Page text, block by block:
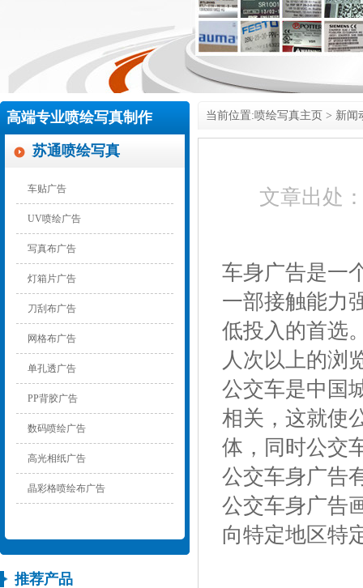
高端专业喷绘写真制作
苏通喷绘写真
车贴广告
UV喷绘广告
写真布广告
灯箱片广告
刀刮布广告
网格布广告
单孔透广告
PP背胶广告
数码喷绘广告
高光相纸广告
晶彩格喷绘布广告
推荐产品
当前位置:喷绘写真主页 > 新闻
文章出处
车身广告是一
一部接触能力
低投入的首选
人次以上的浏
公交车是中国
相关，这就使
体，同时公交
公交车身广告
公交车身广告
向特定地区特